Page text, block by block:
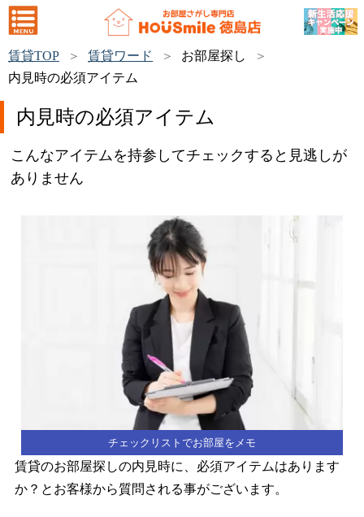
賃貸TOP 賃貸ワード
お部屋探し
内見時の必須アイテム
内見時の必須アイテム
こんなアイテムを持参してチェックすると見逃しが
ありません
チェックリストでお部屋をメモ
賃貸のお部屋探しの内見時に、必須アイテムはあります
か？とお客様から質問される事がございます。